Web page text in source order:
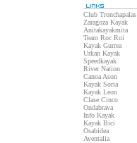
Club Tronchapalas
Zaragoza Kayak
Anitakayakmita
Team Roc Roi
Kayak Gurrea
Urkan Kayak
Speedkayak
River Nation
Canoa Ason
Kayak Soria
Kayak Leon
Clase Cinco
Ondabrava
Info Kayak
Kayak Bici
Osabidea
Aventalia